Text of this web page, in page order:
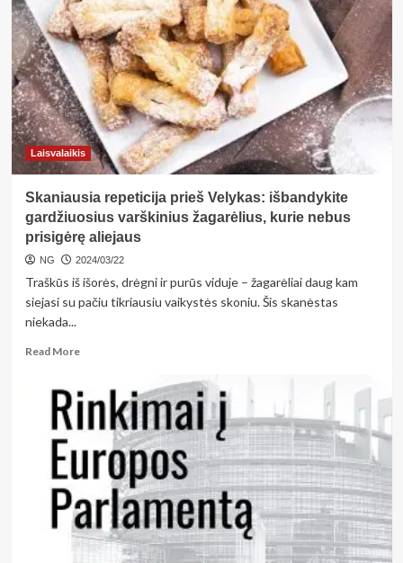
d.
18
val.
Prienų
kultūros
ir
laisvalaikio
centre
koncertinė
programa
Vitalijai
Katunskytei
atminti
Laisvalaikis
Skaniausia repeticija prieš Velykas: išbandykite
gardžiuosius varškinius žagarėlius, kurie nebus
prisigėrę aliejaus
NG 2024/03/22
Traškūs iš išorės, drėgni ir purūs viduje – žagarėliai daug kam
siejasi su pačiu tikriausiu vaikystės skoniu. Šis skanėstas
niekada...
Read MoreRead
<strong>Skaniausia
repeticija
prieš
Velykas:
išbandykite
gardžiuosius
varškinius
žagarėlius,
kurie
nebus